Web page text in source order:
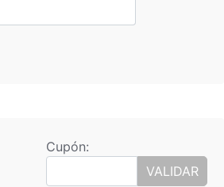
Cupón:
VALIDAR